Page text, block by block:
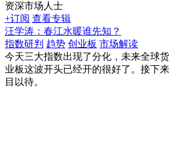
资深市场人士
+订阅 查看专辑
汪学涛：春江水暖谁先知？
指数研判 趋势 创业板 市场解读
今天三大指数出现了分化，未来全球
业板这波开头已经开的很好了。接下
目以待。